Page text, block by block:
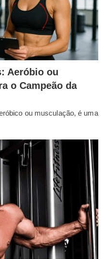
Aeróbio ou
o Campeão da
ou musculação, é uma